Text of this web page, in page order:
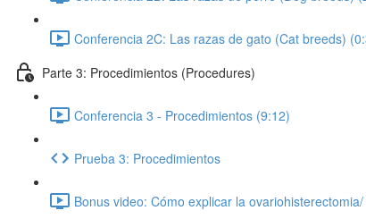
Conferencia 2C: Las razas de gato (Cat breeds)
Parte 3: Procedimientos (Procedures)
Conferencia 3 - Procedimientos (9:12)
Prueba 3: Procedimientos
Bonus video: Cómo explicar la